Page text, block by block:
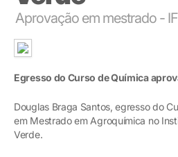
Aprovação em mestrado -
Egresso do Curso de Química
Douglas Braga Santos, egresso do
em Mestrado em Agroquímica no
Verde.